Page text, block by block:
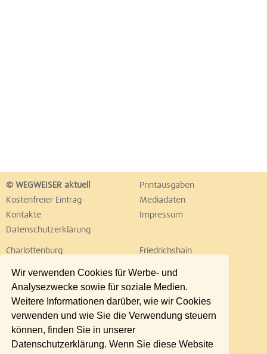
Wir verwenden Cookies für Werbe- und
Analysezwecke sowie für soziale Medien.
Weitere Informationen darüber, wie wir Cookies
verwenden und wie Sie die Verwendung steuern
können, finden Sie in unserer
Datenschutzerklärung. Wenn Sie diese Website
© WEGWEISER aktuell
Printausgaben
Kostenfreier Eintrag
Mediadaten
Kontakte
Impressum
Datenschutzerklärung
Charlottenburg
Friedrichshain
Lichtenberg
Marzahn
Neukölln
Pankow
Reinickendorf
Schöneberg